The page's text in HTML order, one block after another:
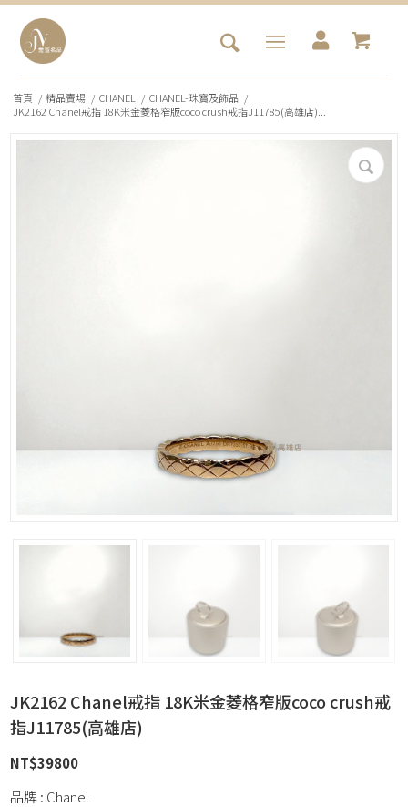
首頁 / 精品賣場 / CHANEL / CHANEL-珠寶及飾品 /
JK2162 Chanel戒指 18K米金菱格窄版coco crush戒指J11785(高雄店)...
JK2162 Chanel戒指 18K米金菱格窄版coco crush戒
指J11785(高雄店)
NT$39800
品牌 : Chanel